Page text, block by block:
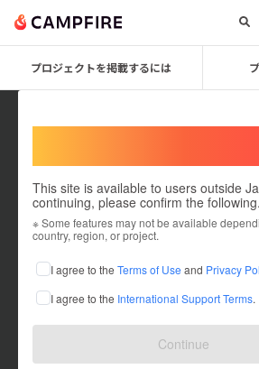
プロジェクトを掲載するには
This site is available to users outside
continuing, please confirm the following.
※ Some features may not be available
country, region, or project.
I agree to the Terms of Use and Privacy
I agree to the International Support Terms.
Continue
これまでに2件のプロジェクトを投稿してい
在住国：日本 現在地：沖縄県
出身国：日本 出身地：沖縄県
沖縄県那覇市、国際通りから少し入った所に